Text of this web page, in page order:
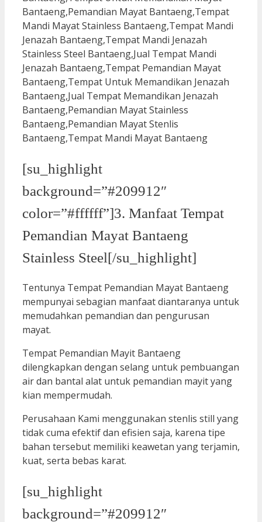
[su_highlight
background=”#209912″
color=”#ffffff”]3. Manfaat Tempat
Pemandian Mayat Bantaeng
Stainless Steel[/su_highlight]
Tentunya Tempat Pemandian Mayat Bantaeng
mempunyai sebagian manfaat diantaranya untuk
memudahkan pemandian dan pengurusan
mayat.
Tempat Pemandian Mayit Bantaeng
dilengkapkan dengan selang untuk pembuangan
air dan bantal alat untuk pemandian mayit yang
kian mempermudah.
Perusahaan Kami menggunakan stenlis still yang
tidak cuma efektif dan efisien saja, karena tipe
bahan tersebut memiliki keawetan yang terjamin,
kuat, serta bebas karat.
[su_highlight
background=”#209912″